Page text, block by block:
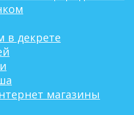
в декрете
магазины